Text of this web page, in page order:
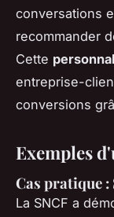
conversations
recommander
Cette
entreprise-
conversions
Exemples
Cas pratique
La SNCF a